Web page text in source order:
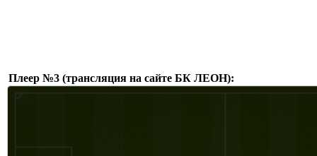
Плеер №3 (трансляция на сайте БК ЛЕОН):